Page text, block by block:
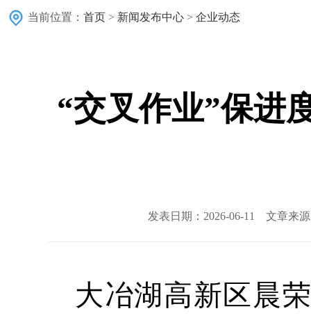
当前位置： 首页 > 新闻发布中心 > 企业动态
“交叉作业”保进
发表日期：2026-06-11 文章来
大冶湖高新区晨